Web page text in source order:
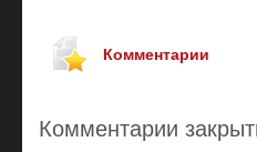
Комментарии
Комментарии